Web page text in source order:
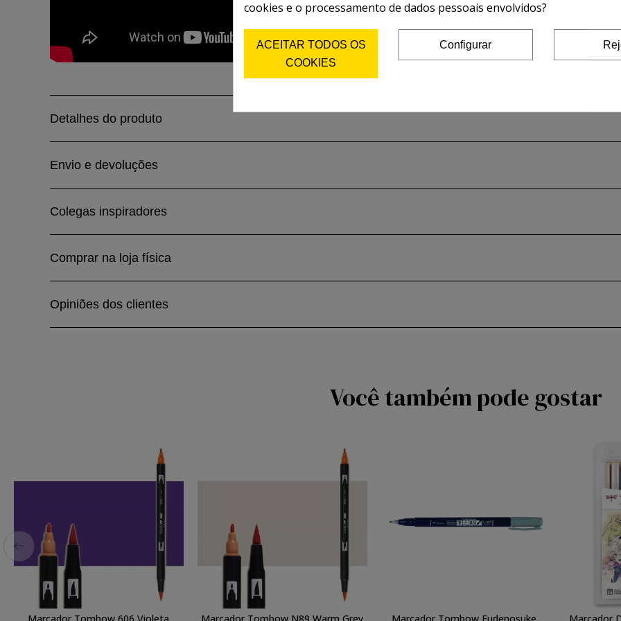
Detalhes do produto
Envio e devoluções
Colegas inspiradores
Comprar na loja física
Opiniões dos clientes
Você também pode gostar
cookies e o processamento de dados pessoais envolvidos?
ACEITAR TODOS OS
COOKIES
Configurar